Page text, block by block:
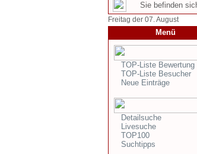
Sie befinden
Freitag der 07. August
Menü
TOP-Liste Bewertung
TOP-Liste Besucher
Neue Einträge
Detailsuche
Livesuche
TOP100
Suchtipps